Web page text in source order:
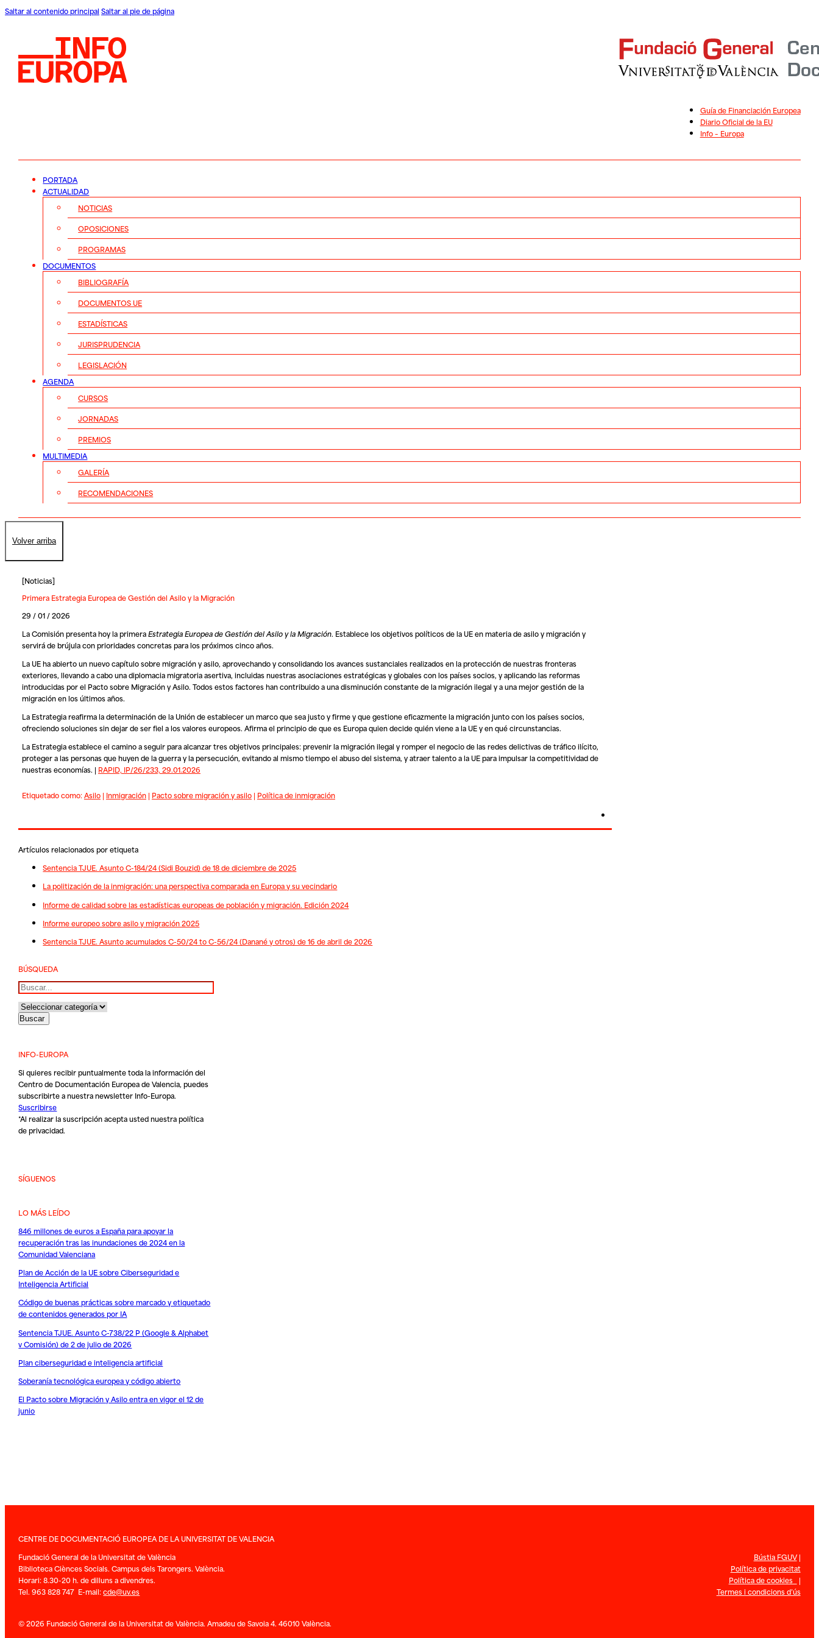
Saltar al contenido principal Saltar al pie de página
Guía de Financiación Europea
Diario Oficial de la EU
Info – Europa
PORTADA
ACTUALIDAD
NOTICIAS
OPOSICIONES
PROGRAMAS
DOCUMENTOS
BIBLIOGRAFÍA
DOCUMENTOS UE
ESTADÍSTICAS
JURISPRUDENCIA
LEGISLACIÓN
AGENDA
CURSOS
JORNADAS
PREMIOS
MULTIMEDIA
GALERÍA
RECOMENDACIONES
Volver arriba
[Noticias]
Primera Estrategia Europea de Gestión del Asilo y la Migración
29 / 01 / 2026
La Comisión presenta hoy la primeraEstrategia Europea de Gestión del Asilo y la Migración. Establece los objetivos políticos de la UE en materia de asilo y migración y
servirá de brújula con prioridades concretas para los próximos cinco años.
La UE ha abierto un nuevo capítulo sobre migración y asilo, aprovechando y consolidando los avances sustanciales realizados en la protección de nuestras fronteras
exteriores, llevando a cabo una diplomacia migratoria asertiva, incluidas nuestras asociaciones estratégicas y globales con los países socios, y aplicando las reformas
introducidas por el Pacto sobre Migración y Asilo. Todos estos factores han contribuido a una disminución constante de la migración ilegal y a una mejor gestión de la
migración en los últimos años.
La Estrategia reafirma la determinación de la Unión de establecer un marco que sea justo y firme y que gestione eficazmente la migración junto con los países socios,
ofreciendo soluciones sin dejar de ser fiel a los valores europeos. Afirma el principio de que es Europa quien decide quién viene a la UE y en qué circunstancias.
La Estrategia establece el camino a seguir para alcanzar tres objetivos principales: prevenir la migración ilegal y romper el negocio de las redes delictivas de tráfico ilícito,
proteger a las personas que huyen de la guerra y la persecución, evitando al mismo tiempo el abuso del sistema, y atraer talento a la UE para impulsar la competitividad de
nuestras economías. | RAPID, IP/26/233, 29.01.2026
Etiquetado como:Asilo| Inmigración| Pacto sobre migración y asilo| Política de inmigración
Artículos relacionados por etiqueta
Sentencia TJUE. Asunto C-184/24 (Sidi Bouzid) de 18 de diciembre de 2025
La politización de la inmigración: una perspectiva comparada en Europa y su vecindario
Informe de calidad sobre las estadísticas europeas de población y migración. Edición 2024
Informe europeo sobre asilo y migración 2025
Sentencia TJUE. Asunto acumulados C-50/24 to C-56/24 (Danané y otros) de 16 de abril de 2026
BÚSQUEDA
Buscar
INFO-EUROPA
Si quieres recibir puntualmente toda la información del
Centro de Documentación Europea de Valencia, puedes
subscribirte a nuestra newsletter Info-Europa.
Suscribirse
*Al realizar la suscripción acepta usted nuestrapolítica
de privacidad.
SÍGUENOS
LO MÁS LEÍDO
846 millones de euros a España para apoyar la
recuperación tras las inundaciones de 2024 en la
Comunidad Valenciana
Plan de Acción de la UE sobre Ciberseguridad e
Inteligencia Artificial
Código de buenas prácticas sobre marcado y etiquetado
de contenidos generados por IA
Sentencia TJUE. Asunto C-738/22 P (Google & Alphabet
v Comisión) de 2 de julio de 2026
Plan ciberseguridad e inteligencia artificial
Soberanía tecnológica europea y código abierto
El Pacto sobre Migración y Asilo entra en vigor el 12 de
junio
CENTRE DE DOCUMENTACIÓ EUROPEA DE LA UNIVERSITAT DE VALENCIA
Fundació General de la Universitat de València
Biblioteca Ciènces Socials. Campus dels Tarongers. València.
Horari: 8.30-20 h. de dilluns a divendres.
Tel. 963 828 747 E-mail:cde@uv.es
Bústia FGUV|
Política de privacitat
Política de cookies |
Termes i condicions d’ús
© 2026 Fundació General de la Universitat de València. Amadeu de Savoia 4. 46010 València.